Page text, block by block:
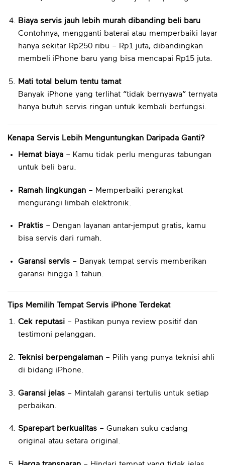
Biaya servis jauh lebih murah dibanding beli baru
Contohnya, mengganti baterai atau memperbaiki layar
hanya sekitar Rp250 ribu – Rp1 juta, dibandingkan
membeli iPhone baru yang bisa mencapai Rp15 juta.
Mati total belum tentu tamat
Banyak iPhone yang terlihat “tidak bernyawa” ternyata
hanya butuh servis ringan untuk kembali berfungsi.
Kenapa Servis Lebih Menguntungkan Daripada Ganti?
Hemat biaya– Kamu tidak perlu menguras tabungan
untuk beli baru.
Ramah lingkungan– Memperbaiki perangkat
mengurangi limbah elektronik.
Praktis– Dengan layanan antar-jemput gratis, kamu
bisa servis dari rumah.
Garansi servis– Banyak tempat servis memberikan
garansi hingga 1 tahun.
Tips Memilih Tempat Servis iPhone Terdekat
Cek reputasi– Pastikan punya review positif dan
testimoni pelanggan.
Teknisi berpengalaman– Pilih yang punya teknisi ahli
di bidang iPhone.
Garansi jelas– Mintalah garansi tertulis untuk setiap
perbaikan.
Sparepart berkualitas– Gunakan suku cadang
original atau setara original.